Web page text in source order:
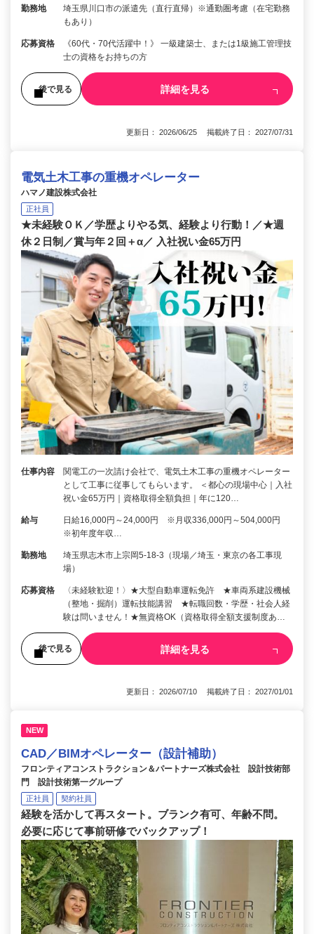
勤務地
埼玉県川口市の派遣先（直行直帰）※通勤圏考慮（在宅勤務
もあり）
応募資格
《60代・70代活躍中！》 一級建築士、または1級施工管理技
士の資格をお持ちの方
後で見る 詳細を見る
更新日： 2026/06/25 掲載終了日： 2027/07/31
電気土木工事の重機オペレーター
ハマノ建設株式会社
正社員
★未経験ＯＫ／学歴よりやる気、経験より行動！／★週
休２日制／賞与年２回＋α／ 入社祝い金65万円
仕事内容
関電工の一次請け会社で、電気土木工事の重機オペレーター
として工事に従事してもらいます。 ＜都心の現場中心｜入社
祝い金65万円｜資格取得全額負担｜年に120…
給与
日給16,000円～24,000円 ※月収336,000円～504,000円
※初年度年収…
勤務地
埼玉県志木市上宗岡5-18-3（現場／埼玉・東京の各工事現
場）
応募資格
〈未経験歓迎！〉★大型自動車運転免許 ★車両系建設機械
（整地・掘削）運転技能講習 ★転職回数・学歴・社会人経
験は問いません！★無資格OK（資格取得全額支援制度あ…
後で見る 詳細を見る
更新日： 2026/07/10 掲載終了日： 2027/01/01
NEW
CAD／BIMオペレーター（設計補助）
フロンティアコンストラクション＆パートナーズ株式会社 設計技術部
門 設計技術第一グループ
正社員 契約社員
経験を活かして再スタート。ブランク有可、年齢不問。
必要に応じて事前研修でバックアップ！